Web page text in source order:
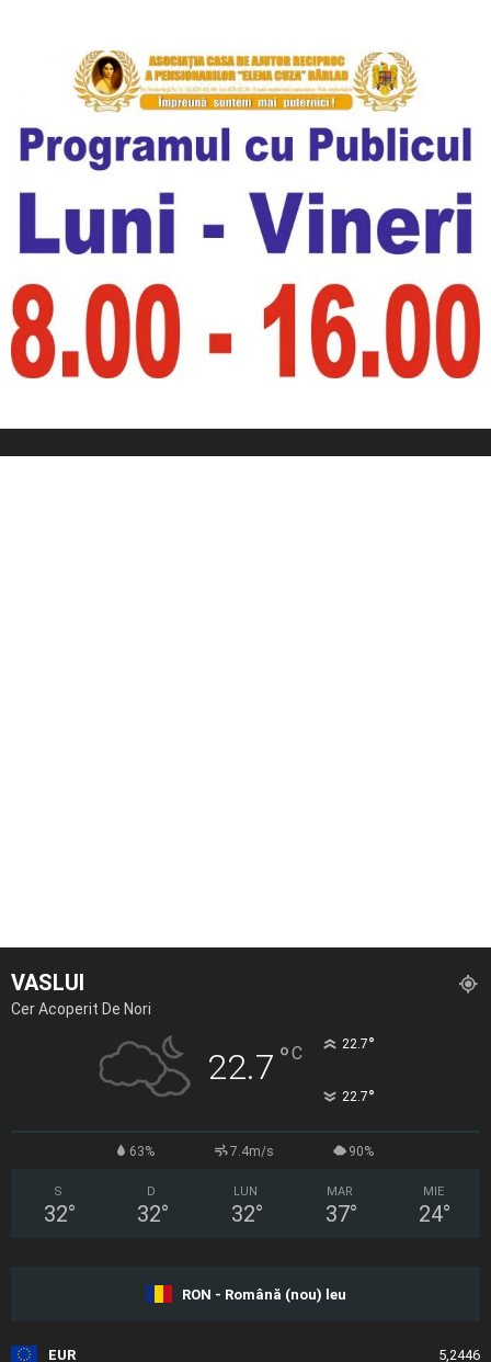
VASLUI
Cer Acoperit De Nori
22.7 °C 22.7°
22.7°
63% 7.4m/s 90%
S
32°
D
32°
LUN
32°
MAR
37°
MIE
24°
RON - Română (nou) leu
EUR 5,2446